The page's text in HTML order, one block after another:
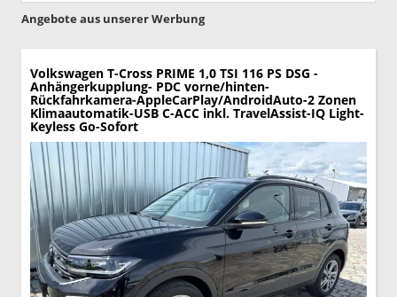
Angebote aus unserer Werbung
Volkswagen T-Cross PRIME 1,0 TSI 116 PS DSG -
Anhängerkupplung- PDC vorne/hinten-
Rückfahrkamera-AppleCarPlay/AndroidAuto-2 Zonen
Klimaautomatik-USB C-ACC inkl. TravelAssist-IQ Light-
Keyless Go-Sofort